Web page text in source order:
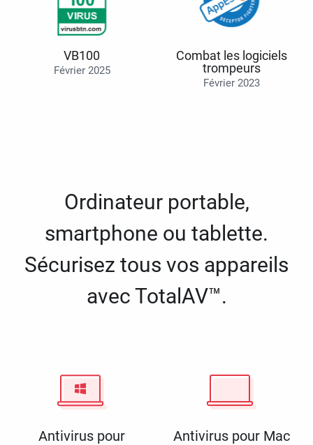
VB100
Février 2025
Combat les logiciels
trompeurs
Février 2023
Ordinateur portable,
smartphone ou tablette.
Sécurisez tous vos appareils
avec TotalAV™.
Antivirus pour
Antivirus pour Mac